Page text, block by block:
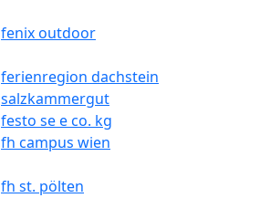
fenix outdoor
ferienregion dachstein
salzkammergut
festo se e co. kg
fh campus wien
fh st. pölten